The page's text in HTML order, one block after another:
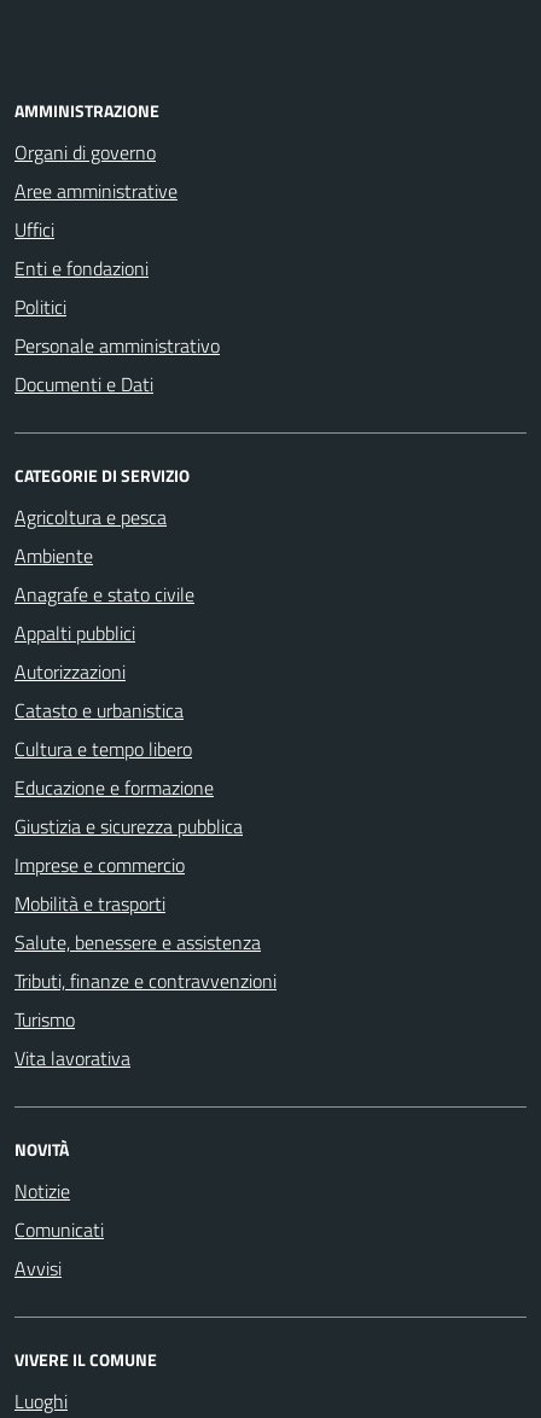
AMMINISTRAZIONE
Organi di governo
Aree amministrative
Uffici
Enti e fondazioni
Politici
Personale amministrativo
Documenti e Dati
CATEGORIE DI SERVIZIO
Agricoltura e pesca
Ambiente
Anagrafe e stato civile
Appalti pubblici
Autorizzazioni
Catasto e urbanistica
Cultura e tempo libero
Educazione e formazione
Giustizia e sicurezza pubblica
Imprese e commercio
Mobilità e trasporti
Salute, benessere e assistenza
Tributi, finanze e contravvenzioni
Turismo
Vita lavorativa
NOVITÀ
Notizie
Comunicati
Avvisi
VIVERE IL COMUNE
Luoghi